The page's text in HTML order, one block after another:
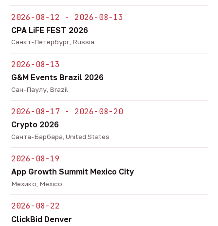
2026-08-12 - 2026-08-13
CPA LiFE FEST 2026
Санкт-Петербург, Russia
2026-08-13
G&M Events Brazil 2026
Сан-Паулу, Brazil
2026-08-17 - 2026-08-20
Crypto 2026
Санта-Барбара, United States
2026-08-19
App Growth Summit Mexico City
Мехико, Mexico
2026-08-22
ClickBid Denver